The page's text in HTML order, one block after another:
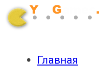
Главная